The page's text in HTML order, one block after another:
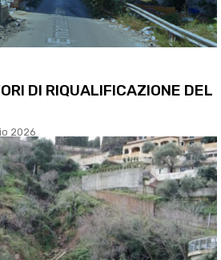
DI RIQUALIFICAZIONE DEL
2026